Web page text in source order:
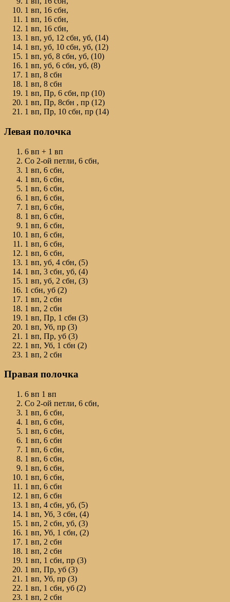
1 вп, 16 сбн,
1 вп, 16 сбн,
1 вп, 16 сбн,
1 вп, уб, 12 сбн, уб, (14)
1 вп, уб, 10 сбн, уб, (12)
1 вп, уб, 8 сбн, уб, (10)
1 вп, уб, 6 сбн, уб, (8)
1 вп, 8 сбн
1 вп, 8 сбн
1 вп, Пр, 6 сбн, пр (10)
1 вп, Пр, 8сбн , пр (12)
1 вп, Пр, 10 сбн, пр (14)
Левая полочка
6 вп + 1 вп
Со 2-ой петли, 6 сбн,
1 вп, 6 сбн,
1 вп, 6 сбн,
1 вп, 6 сбн,
1 вп, 6 сбн,
1 вп, 6 сбн,
1 вп, 6 сбн,
1 вп, 6 сбн,
1 вп, 6 сбн,
1 вп, 6 сбн,
1 вп, 6 сбн,
1 вп, уб, 4 сбн, (5)
1 вп, 3 сбн, уб, (4)
1 вп, уб, 2 сбн, (3)
1 сбн, уб (2)
1 вп, 2 сбн
1 вп, 2 сбн
1 вп, Пр, 1 сбн (3)
1 вп, Уб, пр (3)
1 вп, Пр, уб (3)
1 вп, Уб, 1 сбн (2)
1 вп, 2 сбн
Правая полочка
6 вп 1 вп
Со 2-ой петли, 6 сбн,
1 вп, 6 сбн,
1 вп, 6 сбн,
1 вп, 6 сбн,
1 вп, 6 сбн
1 вп, 6 сбн,
1 вп, 6 сбн,
1 вп, 6 сбн,
1 вп, 6 сбн,
1 вп, 6 сбн
1 вп, 6 сбн
1 вп, 4 сбн, уб, (5)
1 вп, Уб, 3 сбн, (4)
1 вп, 2 сбн, уб, (3)
1 вп, Уб, 1 сбн, (2)
1 вп, 2 сбн
1 вп, 2 сбн
1 вп, 1 сбн, пр (3)
1 вп, Пр, уб (3)
1 вп, Уб, пр (3)
1 вп, 1 сбн, уб (2)
1 вп, 2 сбн